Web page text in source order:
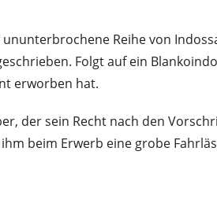
Reihe von
Folgt auf ein
erworben hat.
der sein Recht nach den
beim Erwerb eine grobe